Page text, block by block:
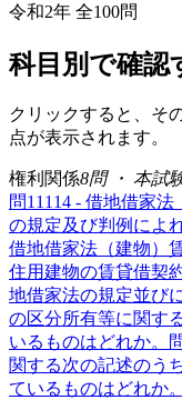
令和2年 全100問
科目別で確認
クリックすると、そ
点が表示されます。
権利関係8問 ・ 本試
問11114 - 借地借家法
の規定及び判例によ
借地借家法（建物）
住用建物の賃貸借契
地借家法の規定並び
の区分所有等に関す
いるものはどれか。
関する次の記述のう
ているものはどれか。